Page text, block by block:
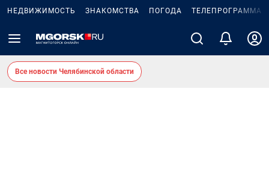
НЕДВИЖИМОСТЬ ЗНАКОМСТВА ПОГОДА ТЕЛЕПРОГРАММА
Все новости Челябинской области